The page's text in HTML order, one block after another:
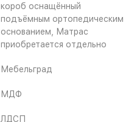
короб оснащённый
подъёмным ортопедическим
основанием, Матрас
приобретается отдельно
Мебельград
МДФ
ЛДСП